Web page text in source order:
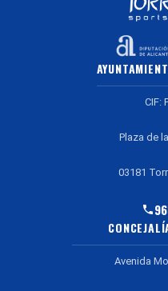
CIF:
Plaza de
03181
Avenida